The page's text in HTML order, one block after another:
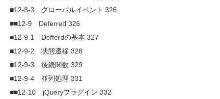
■12-8-3 グローバルイベント 326
■■12-9 Deferred 326
■12-9-1 Defferdの基本 327
■12-9-2 状態遷移 328
■12-9-3 後続関数 329
■12-9-4 並列処理 331
■■12-10 jQueryプラグイン 332